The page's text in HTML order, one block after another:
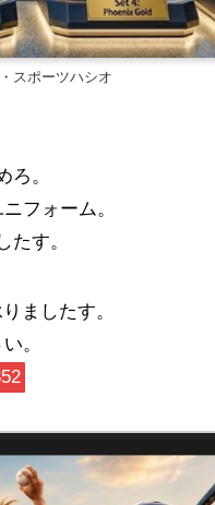
スポーツハシオ
ろ。
フォーム。
たす。
ましたす。
。